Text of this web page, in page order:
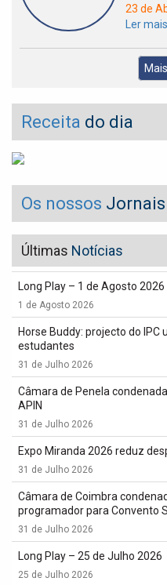
23 de
Ler mais
Receita do dia
Os nossos Jornais
Últimas Notícias
Long Play – 1 de Agosto 2026
1 de Agosto 2026
Horse Buddy: projecto do
estudantes
31 de Julho 2026
Câmara de Penela
APIN
31 de Julho 2026
Expo Miranda 2026 reduz
31 de Julho 2026
Câmara de Coimbra
programador para Convento
31 de Julho 2026
Long Play – 25 de Julho 2026
25 de Julho 2026